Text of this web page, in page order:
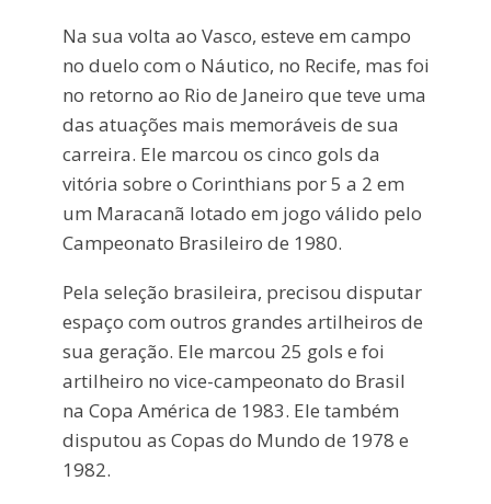
Na sua volta ao Vasco, esteve em campo
no duelo com o Náutico, no Recife, mas foi
no retorno ao Rio de Janeiro que teve uma
das atuações mais memoráveis de sua
carreira. Ele marcou os cinco gols da
vitória sobre o Corinthians por 5 a 2 em
um Maracanã lotado em jogo válido pelo
Campeonato Brasileiro de 1980.
Pela seleção brasileira, precisou disputar
espaço com outros grandes artilheiros de
sua geração. Ele marcou 25 gols e foi
artilheiro no vice-campeonato do Brasil
na Copa América de 1983. Ele também
disputou as Copas do Mundo de 1978 e
1982.